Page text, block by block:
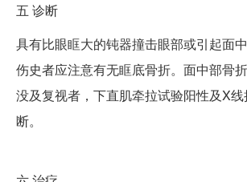
五 诊断
具有比眼眶大的钝器撞击眼部或引起面
伤史者应注意有无眶底骨折。面中部骨
没及复视者，下直肌牵拉试验阳性及X
断。